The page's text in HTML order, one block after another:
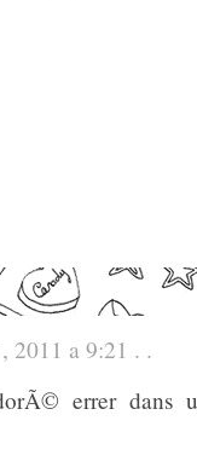
2011 a 9:21 . .
errer dans